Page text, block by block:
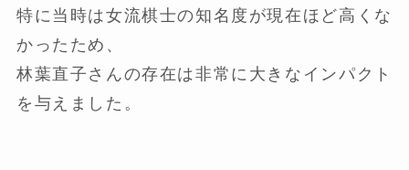
特に当時は女流棋士の知名度が現在ほど高くな
かったため、
林葉直子さんの存在は非常に大きなインパクト
を与えました。